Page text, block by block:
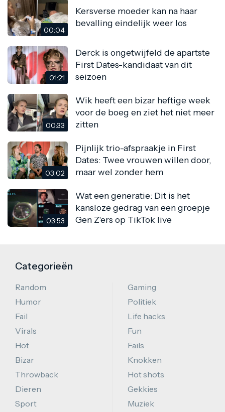
00:04
Kersverse moeder kan na haar
bevalling eindelijk weer los
01:21
Derck is ongetwijfeld de apartste
First Dates-kandidaat van dit
seizoen
00:33
Wik heeft een bizar heftige week
voor de boeg en ziet het niet meer
zitten
03:02
Pijnlijk trio-afspraakje in First
Dates: Twee vrouwen willen door,
maar wel zonder hem
03:53
Wat een generatie: Dit is het
kansloze gedrag van een groepje
Gen Z'ers op TikTok live
Categorieën
Random
Humor
Fail
Virals
Hot
Bizar
Throwback
Dieren
Sport
Gaming
Politiek
Life hacks
Fun
Fails
Knokken
Hot shots
Gekkies
Muziek